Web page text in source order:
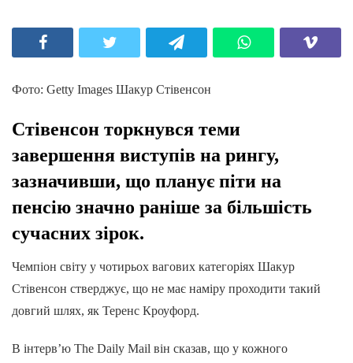
Фото: Getty Images Шакур Стівенсон
Стівенсон торкнувся теми
завершення виступів на рингу,
зазначивши, що планує піти на
пенсію значно раніше за більшість
сучасних зірок.
Чемпіон світу у чотирьох вагових категоріях Шакур
Стівенсон стверджує, що не має наміру проходити такий
довгий шлях, як Теренс Кроуфорд.
В інтерв’ю The Daily Mail він сказав, що у кожного